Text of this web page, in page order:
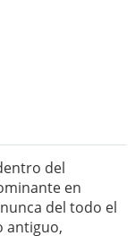
del
en
del todo el
antiguo,